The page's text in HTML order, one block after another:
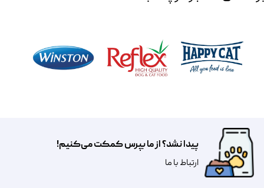
پیدا نشد؟ از ما بپرس کمکت می‌کنیم!
​​​ارتباط با ما